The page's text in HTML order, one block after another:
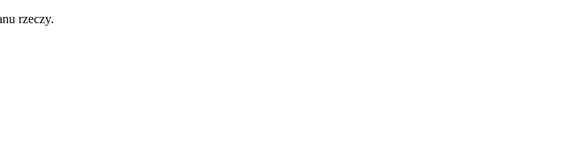
rzeczy.